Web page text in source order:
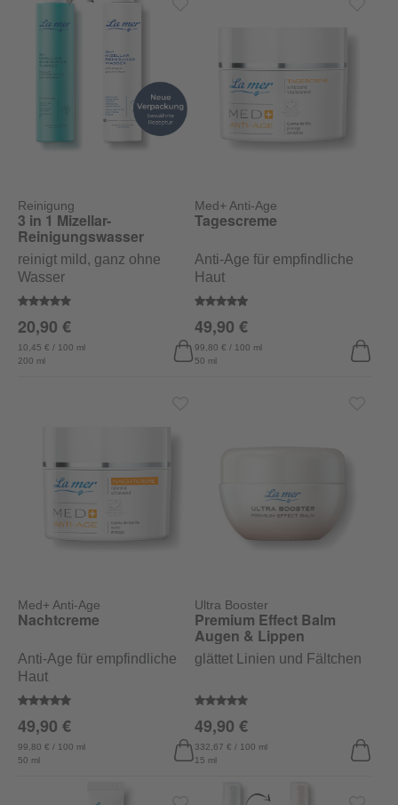
Reinigung
Durchschnittliche Bewertung von 5 von 5 Sternen
3 in 1 Mizellar-
Reinigungswasser
reinigt mild, ganz ohne
Wasser
200 ml
10,45 € / 100 ml
20,90 €
Med+ Anti-Age
Durchschnittliche Bewertung
Tagescreme
Anti-Age für empfindliche
Haut
50 ml
99,80 € / 100 ml
49,90 €
Med+ Anti-Age
Durchschnittliche Bewertung von 4.8 von 5 Sternen
Nachtcreme
Anti-Age für empfindliche
Haut
50 ml
99,80 € / 100 ml
49,90 €
Ultra Booster
Durchschnittliche Bewertung
Premium Effect Balm
Augen & Lippen
glättet Linien und Fältchen
15 ml
332,67 € / 100 ml
49,90 €